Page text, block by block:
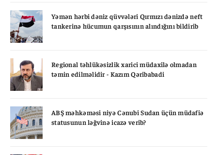
Yəmən hərbi dəniz qüvvələri Qırmızı dənizdə neft
tankerinə hücumun qarşısının alındığını bildirib
Regional təhlükəsizlik xarici müdaxilə olmadan
təmin edilməlidir - Kazım Qəribabadi
ABŞ məhkəməsi niyə Cənubi Sudan üçün müdafiə
statusunun ləğvinə icazə verib?